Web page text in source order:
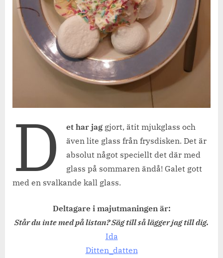
D et har jag gjort, ätit mjukglass och
även lite glass från frysdisken. Det är
absolut något speciellt det där med
glass på sommaren ändå! Galet gott
med en svalkande kall glass.
Deltagare i majutmaningen är:
Står du inte med på listan? Säg till så lägger jag till dig.
Ida
Ditten_datten